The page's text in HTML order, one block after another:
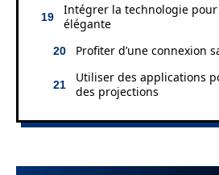
Intégrer la technologie
élégante
Profiter d’une connexion
Utiliser des applications
des projections